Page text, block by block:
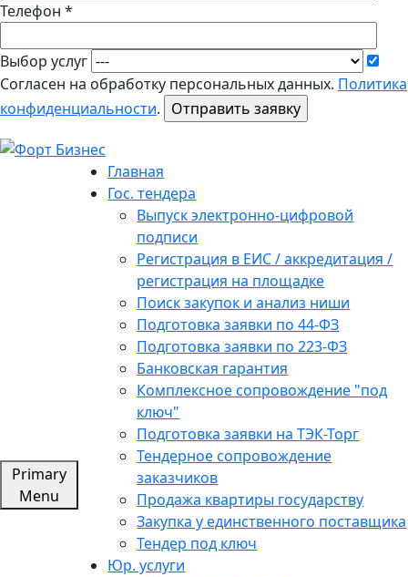
Телефон *
Выбор услуг
Согласен на обработку персональных данных. Политика
конфиденциальности.
Primary
Menu
Главная
Гос. тендера
Выпуск электронно-цифровой
подписи
Регистрация в ЕИС / аккредитация /
регистрация на площадке
Поиск закупок и анализ ниши
Подготовка заявки по 44-ФЗ
Подготовка заявки по 223-ФЗ
Банковская гарантия
Комплексное сопровождение "под
ключ"
Подготовка заявки на ТЭК-Торг
Тендерное сопровождение
заказчиков
Продажа квартиры государству
Закупка у единственного поставщика
Тендер под ключ
Юр. услуги